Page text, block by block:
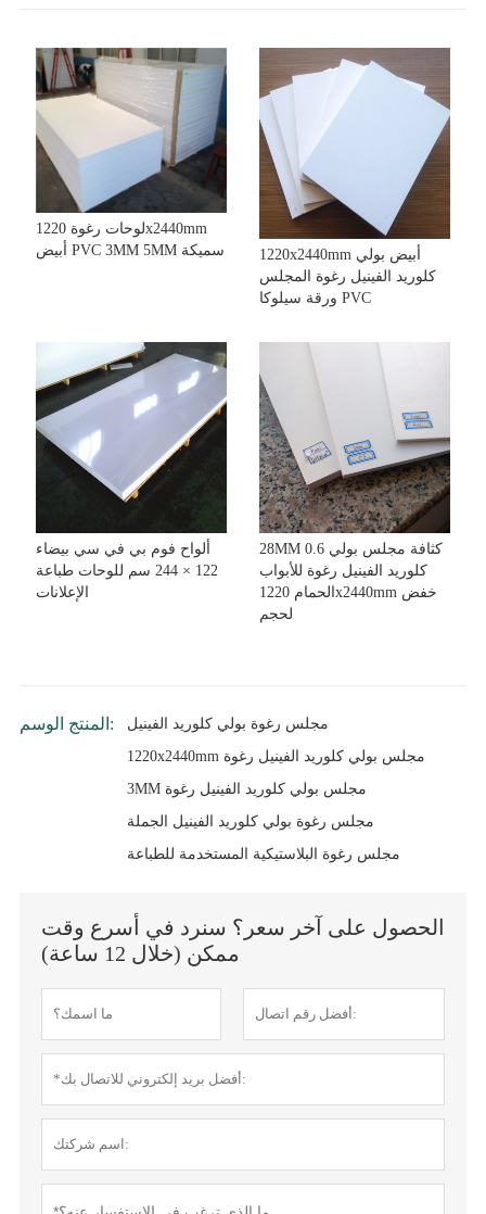
لوحات رغوة 1220x2440mm
أبيض PVC 3MM 5MM سميكة
1220x2440mm أبيض بولي
كلوريد الفينيل رغوة المجلس
ورقة سيلوكا PVC
ألواح فوم بي في سي بيضاء
122 × 244 سم للوحات طباعة
الإعلانات
28MM 0.6 كثافة مجلس بولي
كلوريد الفينيل رغوة للأبواب
الحمام 1220x2440mm خفض
لحجم
المنتج الوسم:
مجلس رغوة بولي كلوريد الفينيل
1220x2440mm مجلس بولي كلوريد الفينيل رغوة
3MM مجلس بولي كلوريد الفينيل رغوة
مجلس رغوة بولي كلوريد الفينيل الجملة
مجلس رغوة البلاستيكية المستخدمة للطباعة
الحصول على آخر سعر؟ سنرد في أسرع وقت
ممكن (خلال 12 ساعة)